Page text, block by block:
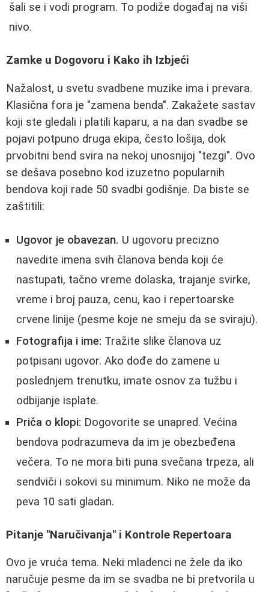
šali se i vodi program. To podiže događaj na viši
nivo.
Zamke u Dogovoru i Kako ih Izbjeći
Nažalost, u svetu svadbene muzike ima i prevara.
Klasična fora je "zamena benda". Zakažete sastav
koji ste gledali i platili kaparu, a na dan svadbe se
pojavi potpuno druga ekipa, često lošija, dok
prvobitni bend svira na nekoj unosnijoj "tezgi". Ovo
se dešava posebno kod izuzetno popularnih
bendova koji rade 50 svadbi godišnje. Da biste se
zaštitili:
Ugovor je obavezan. U ugovoru precizno
navedite imena svih članova benda koji će
nastupati, tačno vreme dolaska, trajanje svirke,
vreme i broj pauza, cenu, kao i repertoarske
crvene linije (pesme koje ne smeju da se sviraju).
Fotografija i ime: Tražite slike članova uz
potpisani ugovor. Ako dođe do zamene u
poslednjem trenutku, imate osnov za tužbu i
odbijanje isplate.
Priča o klopi: Dogovorite se unapred. Većina
bendova podrazumeva da im je obezbeđena
večera. To ne mora biti puna svečana trpeza, ali
sendviči i sokovi su minimum. Niko ne može da
peva 10 sati gladan.
Pitanje "Naručivanja" i Kontrole Repertoara
Ovo je vruća tema. Neki mladenci ne žele da iko
naručuje pesme da im se svadba ne bi pretvorila u